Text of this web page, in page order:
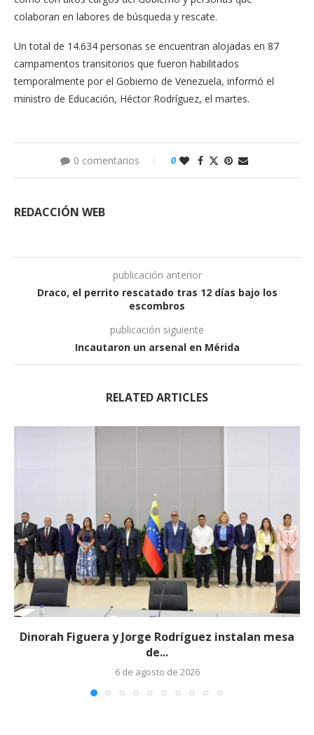
colaboran en labores de búsqueda y rescate.
Un total de 14.634 personas se encuentran alojadas en 87
campamentos transitorios que fueron habilitados
temporalmente por el Gobierno de Venezuela, informó el
ministro de Educación, Héctor Rodríguez, el martes.
0 comentarios 0
REDACCIÓN WEB
publicación anterior
Draco, el perrito rescatado tras 12 días bajo los
escombros
publicación siguiente
Incautaron un arsenal en Mérida
RELATED ARTICLES
Dinorah Figuera y Jorge Rodríguez instalan mesa
de...
6 de agosto de 2026